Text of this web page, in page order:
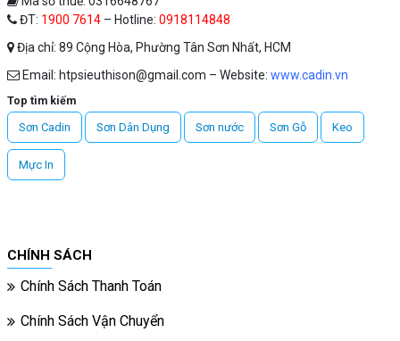
ĐT: 1900 7614 – Hotline: 0918114848
Địa chỉ: 89 Cộng Hòa, Phường Tân Sơn Nhất, HCM
Email: htpsieuthison@gmail.com – Website: www.cadin.vn
Top tìm kiếm
Sơn Cadin
Sơn Dân Dụng Sơn nước Sơn Gỗ Keo
Mực In
CHÍNH SÁCH
Chính Sách Thanh Toán
Chính Sách Vận Chuyển